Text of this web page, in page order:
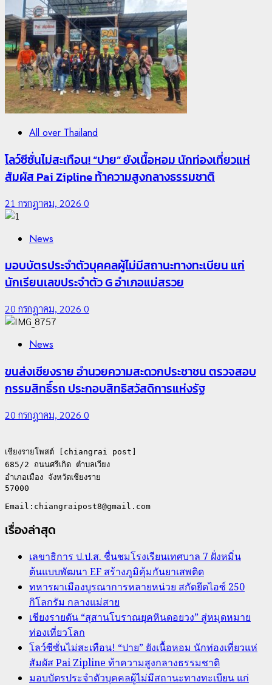
Crime
News
ทหารผาเมืองบูรณาการหลายหน่วย สกัดยึดไอซ์ 250
กิโลกรัม กลางแม่สาย
22 กรกฎาคม, 20260
เชียงรายดัน “สุสานโบราณยุคหินดอยวง” สู่หมุดหมาย
22 กรกฎาคม, 2026
4
โลว์ซีซั่นไม่สะเทือน! “ปาย” ยังเนื้อหอม นักท่องเที่ยวแห่
สัมผัส Pai Zipline ท้าความสูงกลางธรรมชาติ
21 กรกฎาคม, 20260
All over Thailand
โลว์ซีซั่นไม่สะเทือน! “ปาย” ยังเนื้อหอม นักท่องเที่ยวแห่
สัมผัส Pai Zipline ท้าความสูงกลางธรรมชาติ
21 กรกฎาคม, 2026 0
News
มอบบัตรประจำตัวบุคคลผู้ไม่มีสถานะทางทะเบียน แก่
นักเรียนเลขประจำตัว G อำเภอแม่สรวย
20 กรกฎาคม, 2026 0
News
ขนส่งเชียงราย อำนวยความสะดวกประชาชน ตรวจสอบ
กรรมสิทธิ์รถ ประกอบสิทธิสวัสดิการแห่งรัฐ
20 กรกฎาคม, 2026 0
เชียงรายโพสต์ [chiangrai post]
685/2 ถนนศรีเกิด ตำบลเวียง
อำเภอเมือง จังหวัดเชียงราย
57000
เรื่องล่าสุด
เลขาธิการ ป.ป.ส. ชื่นชมโรงเรียนเทศบาล 7 ฝั่งหมิ่น
ต้นแบบพัฒนา EF สร้างภูมิคุ้มกันยาเสพติด
ทหารผาเมืองบูรณาการหลายหน่วย สกัดยึดไอซ์ 250
กิโลกรัม กลางแม่สาย
เชียงรายดัน “สุสานโบราณยุคหินดอยวง” สู่หมุดหมาย
ท่องเที่ยวโลก
โลว์ซีซั่นไม่สะเทือน! “ปาย” ยังเนื้อหอม นักท่องเที่ยวแห่
สัมผัส Pai Zipline ท้าความสูงกลางธรรมชาติ
มอบบัตรประจำตัวบุคคลผู้ไม่มีสถานะทางทะเบียน แก่